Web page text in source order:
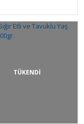
TÜKENDİ